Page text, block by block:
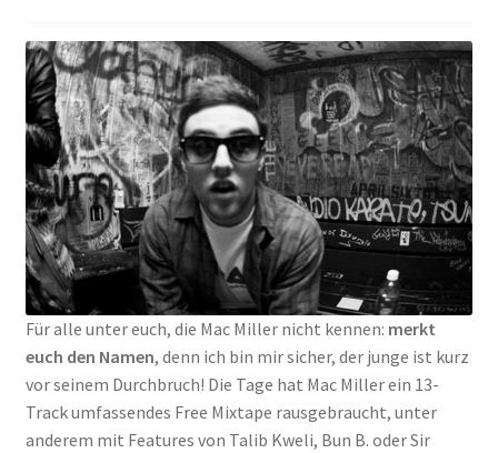
Für alle unter euch, die Mac Miller nicht kennen: merkt
euch den Namen, denn ich bin mir sicher, der junge ist kurz
vor seinem Durchbruch! Die Tage hat Mac Miller ein 13-
Track umfassendes Free Mixtape rausgebraucht, unter
anderem mit Features von Talib Kweli, Bun B. oder Sir